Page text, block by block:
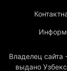
Владелец
выдано